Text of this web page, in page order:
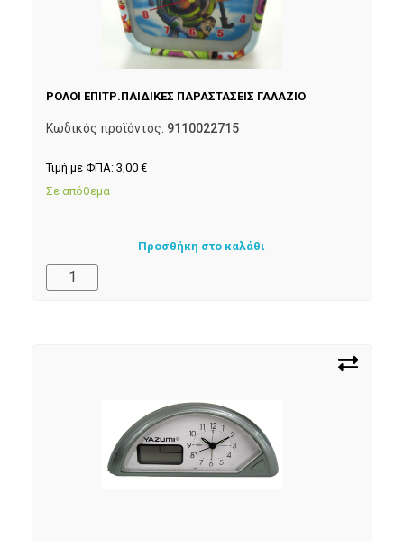
ΡΟΛΟΙ ΕΠΙΤΡ.ΠΑΙΔΙΚΕΣ ΠΑΡΑΣΤΑΣΕΙΣ ΓΑΛΑΖΙΟ
Κωδικός προϊόντος: 9110022715
Τιμή με ΦΠΑ: 3,00 €
Σε απόθεμα
Προσθήκη στο καλάθι